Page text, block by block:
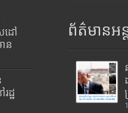
ដៅ
ន​
ដ្ឋ
ព័ត៌មានអន្